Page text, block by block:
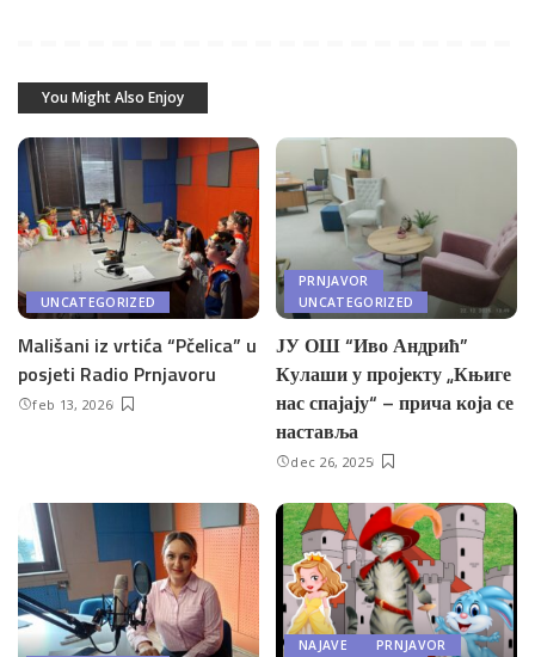
You Might Also Enjoy
UNCATEGORIZED
Mališani iz vrtića “Pčelica” u
posjeti Radio Prnjavoru
feb 13, 2026
PRNJAVOR
UNCATEGORIZED
ЈУ ОШ “Иво Андрић”
Кулаши у пројекту „Књиге
нас спајају“ – прича која се
наставља
dec 26, 2025
NAJAVE
PRNJAVOR